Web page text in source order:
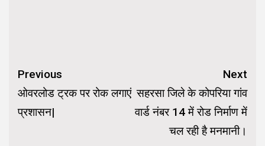
Continue
Reading
Previous
ओवरलोड ट्रक पर रोक लगाएं
प्रशासन|
Next
सहरसा जिले के कोपरिया गांव
वार्ड नंबर 14 में रोड निर्माण में
चल रही है मनमानी।